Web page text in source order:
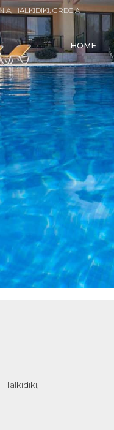
HALKIDIKI, GRECIA
HOME
Halkidiki,